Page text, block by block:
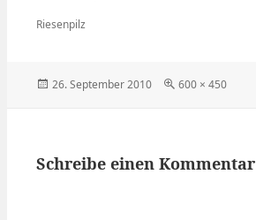
Riesenpilz
Veröffentlicht
26. September 2010
Volle
600 × 450
Schreibe einen Kommentar